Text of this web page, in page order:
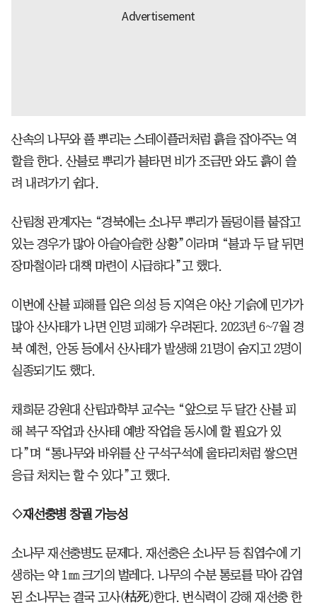
산속의 나무와 풀 뿌리는 스테이플러처럼 흙을 잡아주는 역
할을 한다. 산불로 뿌리가 불타면 비가 조금만 와도 흙이 쓸
려 내려가기 쉽다.
산림청 관계자는 “경북에는 소나무 뿌리가 돌덩이를 붙잡고
있는 경우가 많아 아슬아슬한 상황”이라며 “불과 두 달 뒤면
장마철이라 대책 마련이 시급하다”고 했다.
이번에 산불 피해를 입은 의성 등 지역은 야산 기슭에 민가가
많아 산사태가 나면 인명 피해가 우려된다. 2023년 6~7월 경
북 예천, 안동 등에서 산사태가 발생해 21명이 숨지고 2명이
실종되기도 했다.
채희문 강원대 산림과학부 교수는 “앞으로 두 달간 산불 피
해 복구 작업과 산사태 예방 작업을 동시에 할 필요가 있
다”며 “통나무와 바위를 산 구석구석에 울타리처럼 쌓으면
응급 처치는 할 수 있다”고 했다.
◇재선충병 창궐 가능성
소나무 재선충병도 문제다. 재선충은 소나무 등 침엽수에 기
생하는 약 1㎜ 크기의 벌레다. 나무의 수분 통로를 막아 감염
된 소나무는 결국 고사(枯死)한다. 번식력이 강해 재선충 한